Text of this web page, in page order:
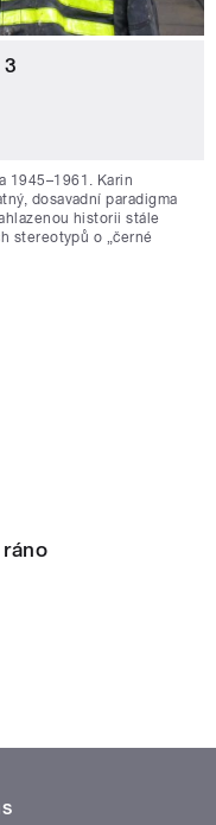
1945–1961. Karin
dosavadní paradigma
historii stále
stereotypů o „černé